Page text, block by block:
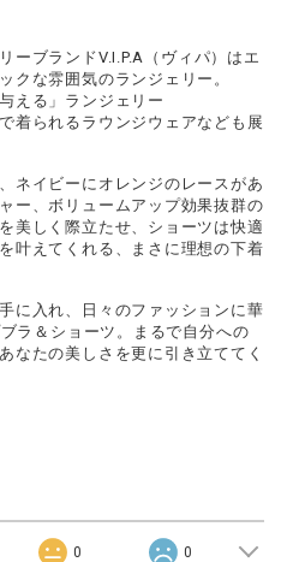
ーブランドV.I.P.A（ヴィパ）はエ
クな雰囲気のランジェリー。
える」ランジェリー
着られるラウンジウェアなども展
ネイビーにオレンジのレースがあ
ー、ボリュームアップ効果抜群の
美しく際立たせ、ショーツは快適
叶えてくれる、まさに理想の下着
に入れ、日々のファッションに華
ラ＆ショーツ。まるで自分への
なたの美しさを更に引き立ててく
0 0